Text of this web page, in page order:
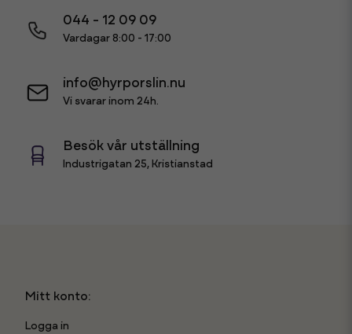
044 - 12 09 09
Vardagar 8:00 - 17:00
info@hyrporslin.nu
Vi svarar inom 24h.
Besök vår utställning
Industrigatan 25, Kristianstad
Mitt konto:
Logga in